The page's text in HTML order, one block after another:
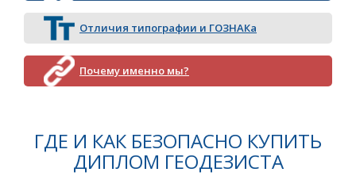
Отличия типографии и ГОЗНАКа
Почему именно мы?
ГДЕ И КАК БЕЗОПАСНО КУПИТЬ
ДИПЛОМ ГЕОДЕЗИСТА